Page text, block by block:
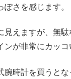
さを感じます。
見えますが、無
が非常にカッコ
腕時計を買うと